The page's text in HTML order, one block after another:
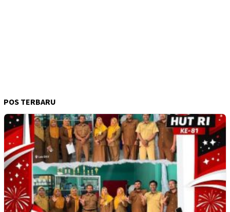
POS TERBARU